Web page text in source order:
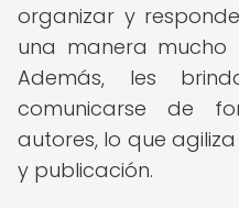
organizar y
una manera
Además, les
comunicarse de
autores, lo que
y publicación.